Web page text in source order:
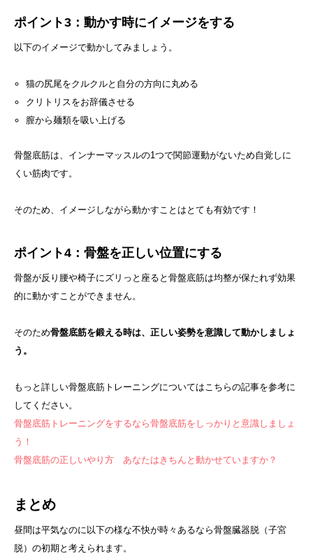
ポイント3：動かす時にイメージをする
以下のイメージで動かしてみましょう。
猫の尻尾をクルクルと自分の方向に丸める
クリトリスをお辞儀させる
膣から麺類を吸い上げる
骨盤底筋は、インナーマッスルの1つで関節運動がないため自覚しに
くい筋肉です。
そのため、イメージしながら動かすことはとても有効です！
ポイント4：骨盤を正しい位置にする
骨盤が反り腰や椅子にズリっと座ると骨盤底筋は均整が保たれず効果
的に動かすことができません。
そのため骨盤底筋を鍛える時は、正しい姿勢を意識して動かしましょ
う。
もっと詳しい骨盤底筋トレーニングについてはこちらの記事を参考に
してください。
骨盤底筋トレーニングをするなら骨盤底筋をしっかりと意識しましょ
う！
骨盤底筋の正しいやり方 あなたはきちんと動かせていますか？
まとめ
昼間は平気なのに以下の様な不快が時々あるなら骨盤臓器脱（子宮
脱）の初期と考えられます。